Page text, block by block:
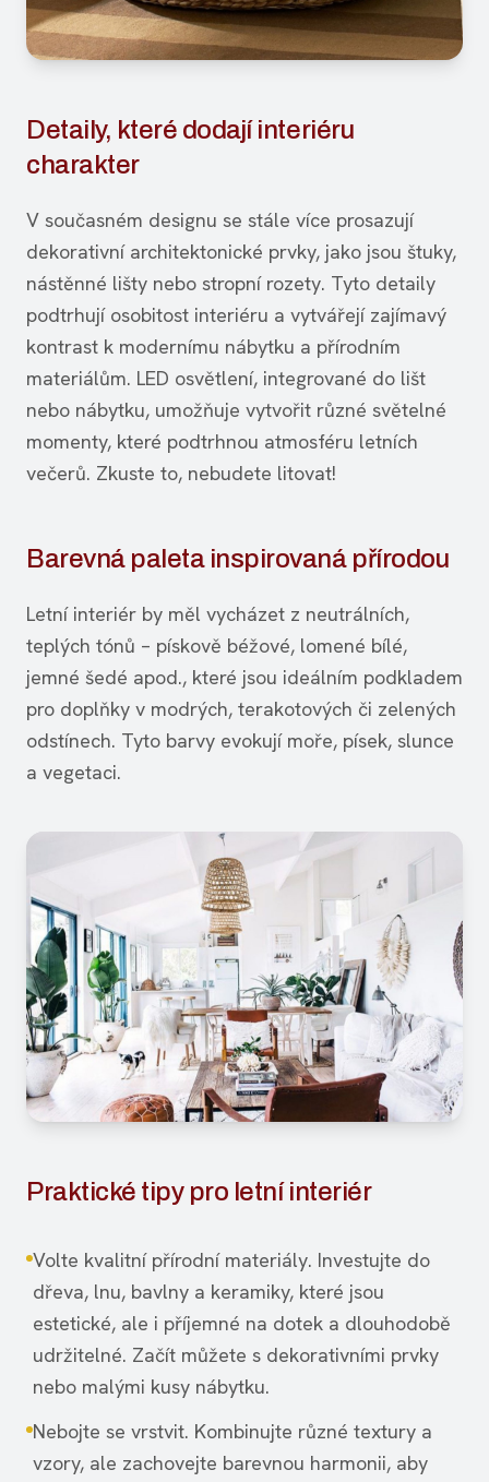
Detaily, které dodají interiéru
charakter
V současném designu se stále více prosazují
dekorativní architektonické prvky, jako jsou štuky,
nástěnné lišty nebo stropní rozety. Tyto detaily
podtrhují osobitost interiéru a vytvářejí zajímavý
kontrast k modernímu nábytku a přírodním
materiálům. LED osvětlení, integrované do lišt
nebo nábytku, umožňuje vytvořit různé světelné
momenty, které podtrhnou atmosféru letních
večerů. Zkuste to, nebudete litovat!
Barevná paleta inspirovaná přírodou
Letní interiér by měl vycházet z neutrálních,
teplých tónů – pískově béžové, lomené bílé,
jemné šedé apod., které jsou ideálním podkladem
pro doplňky v modrých, terakotových či zelených
odstínech. Tyto barvy evokují moře, písek, slunce
a vegetaci.
Praktické tipy pro letní interiér
Volte kvalitní přírodní materiály. Investujte do
dřeva, lnu, bavlny a keramiky, které jsou
estetické, ale i příjemné na dotek a dlouhodobě
udržitelné. Začít můžete s dekorativními prvky
nebo malými kusy nábytku.
Nebojte se vrstvit. Kombinujte různé textury a
vzory, ale zachovejte barevnou harmonii, aby